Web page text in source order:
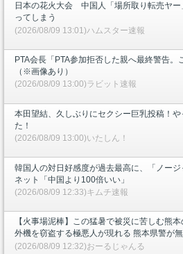
日本の花火大会 中国人「場所取り転売ヤー
ってしまう
(2026/08/09 13:01)ハムスター速報
PTA会長「PTA参加拒否した親へ最終警告。
（※画像あり）
(2026/08/09 13:00)ラビット速報
本田望結、久しぶりにセクシー巨乳投稿！
た！
(2026/08/09 13:00)いたしん！
韓国人の対日好感度が過去最高に、「ノー
ネット「中国より100倍いい」
(2026/08/09 12:33)キムチ速報
【火事場泥棒】この猛暑で被災に苦しむ熊
外機を窃盗する極悪人が現れる 熊本県警が
(2026/08/09 12:32)おーるじゃんる